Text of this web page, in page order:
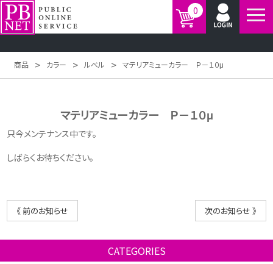
0
商品 > カラー > ルベル > マテリアミューカラー Ｐ－１０μ
マテリアミューカラー Ｐ－１０μ
只今メンテナンス中です。
しばらくお待ちください。
《 前のお知らせ 次のお知らせ 》
CATEGORIES